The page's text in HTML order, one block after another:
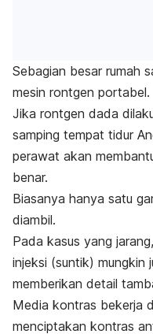
Sebagian besar rumah
mesin rontgen portabel.
Jika rontgen dada
samping tempat tidur
perawat akan
benar.
Biasanya hanya satu
diambil.
Pada kasus yang
injeksi (suntik) mungkin
memberikan detail
Media kontras bekerja
menciptakan kontras